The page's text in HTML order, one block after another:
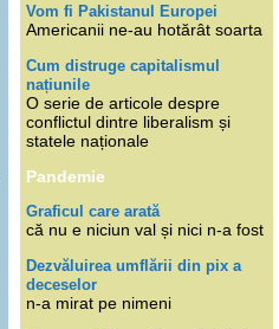
Vom fi Pakistanul Europei
Americanii ne-au hotărât soarta
Cum distruge capitalismul
națiunile
O serie de articole despre
conflictul dintre liberalism și
statele naționale
Pandemie
Graficul care arată
că nu e niciun val și nici n-a fost
Dezvăluirea umflării din pix a
deceselor
n-a mirat pe nimeni